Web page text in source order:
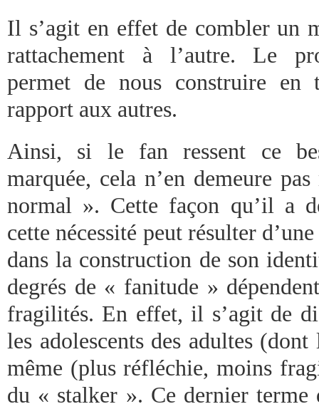
Il s’agit en effet de combler un
rattachement à l’autre. Le
permet de nous construire en
rapport aux autres.
Ainsi, si le fan ressent ce
marquée, cela n’en demeure
normal ». Cette façon qu’il a
cette nécessité peut résulter
dans la construction de son
degrés de « fanitude »
fragilités. En effet, il s’agit de
les adolescents des adultes (dont
même (plus réfléchie, moins
du « stalker ». Ce dernier